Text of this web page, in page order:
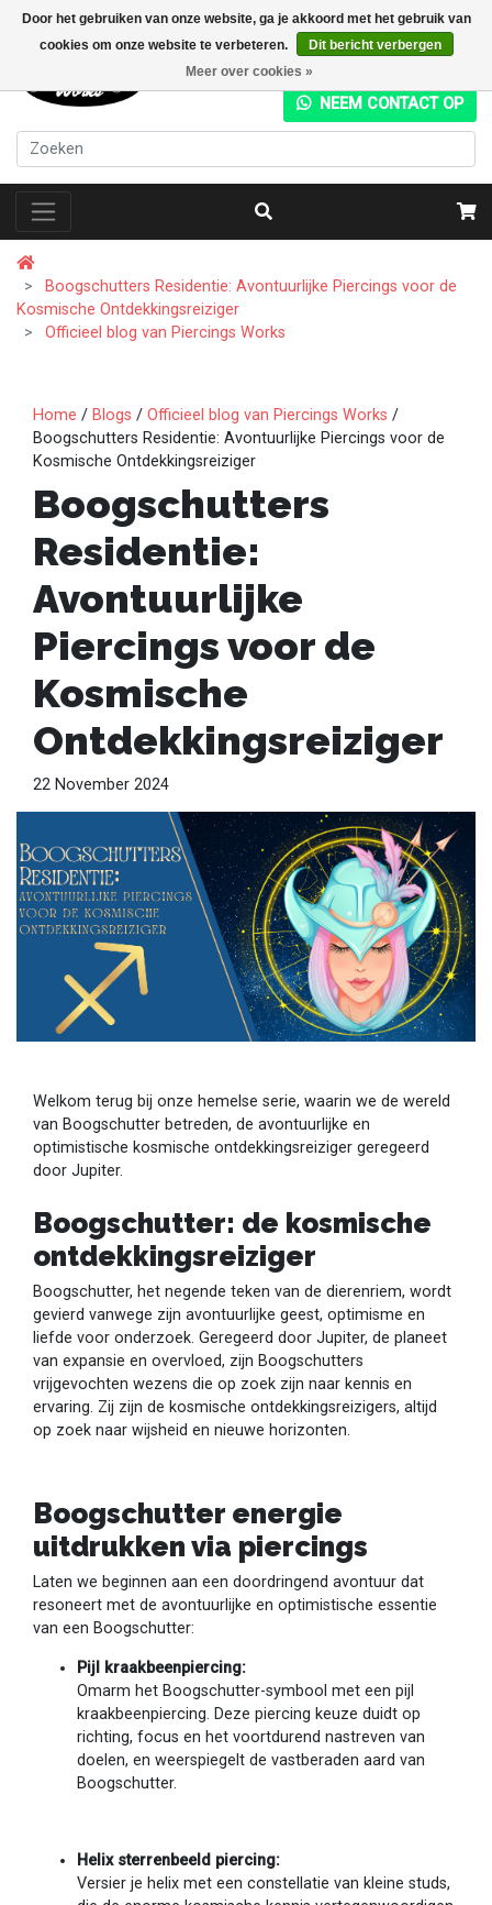
Door het gebruiken van onze website, ga je akkoord met het gebruik van
cookies om onze website te verbeteren.
Dit bericht verbergen
Meer over cookies »
NEEM CONTACT OP
Boogschutters Residentie: Avontuurlijke Piercings voor de
Kosmische Ontdekkingsreiziger
Officieel blog van Piercings Works
Home / Blogs / Officieel blog van Piercings Works /
Boogschutters Residentie: Avontuurlijke Piercings voor de
Kosmische Ontdekkingsreiziger
Boogschutters
Residentie:
Avontuurlijke
Piercings voor de
Kosmische
Ontdekkingsreiziger
22 November 2024
Welkom terug bij onze hemelse serie, waarin we de wereld
van Boogschutter betreden, de avontuurlijke en
optimistische kosmische ontdekkingsreiziger geregeerd
door Jupiter.
Boogschutter: de kosmische
ontdekkingsreiziger
Boogschutter, het negende teken van de dierenriem, wordt
gevierd vanwege zijn avontuurlijke geest, optimisme en
liefde voor onderzoek. Geregeerd door Jupiter, de planeet
van expansie en overvloed, zijn Boogschutters
vrijgevochten wezens die op zoek zijn naar kennis en
ervaring. Zij zijn de kosmische ontdekkingsreizigers, altijd
op zoek naar wijsheid en nieuwe horizonten.
Boogschutter energie
uitdrukken via piercings
Laten we beginnen aan een doordringend avontuur dat
resoneert met de avontuurlijke en optimistische essentie
van een Boogschutter:
Pijl kraakbeenpiercing:
Omarm het Boogschutter-symbool met een pijl
kraakbeenpiercing. Deze piercing keuze duidt op
richting, focus en het voortdurend nastreven van
doelen, en weerspiegelt de vastberaden aard van
Boogschutter.
Helix sterrenbeeld piercing:
Versier je helix met een constellatie van kleine studs,